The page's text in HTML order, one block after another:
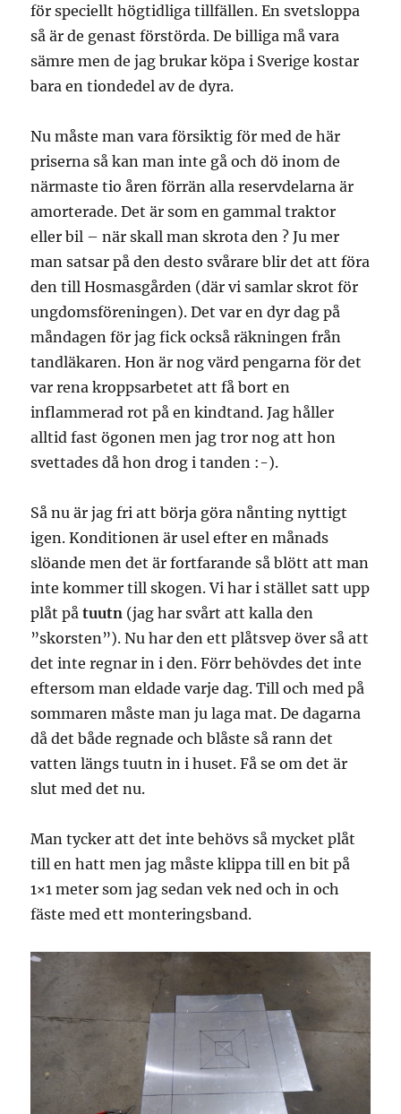
för speciellt högtidliga tillfällen. En svetsloppa
så är de genast förstörda. De billiga må vara
sämre men de jag brukar köpa i Sverige kostar
bara en tiondedel av de dyra.
Nu måste man vara försiktig för med de här
priserna så kan man inte gå och dö inom de
närmaste tio åren förrän alla reservdelarna är
amorterade. Det är som en gammal traktor
eller bil – när skall man skrota den ? Ju mer
man satsar på den desto svårare blir det att föra
den till Hosmasgården (där vi samlar skrot för
ungdomsföreningen). Det var en dyr dag på
måndagen för jag fick också räkningen från
tandläkaren. Hon är nog värd pengarna för det
var rena kroppsarbetet att få bort en
inflammerad rot på en kindtand. Jag håller
alltid fast ögonen men jag tror nog att hon
svettades då hon drog i tanden :-).
Så nu är jag fri att börja göra nånting nyttigt
igen. Konditionen är usel efter en månads
slöande men det är fortfarande så blött att man
inte kommer till skogen. Vi har i stället satt upp
plåt påtuutn (jag har svårt att kalla den
”skorsten”). Nu har den ett plåtsvep över så att
det inte regnar in i den. Förr behövdes det inte
eftersom man eldade varje dag. Till och med på
sommaren måste man ju laga mat. De dagarna
då det både regnade och blåste så rann det
vatten längs tuutn in i huset. Få se om det är
slut med det nu.
Man tycker att det inte behövs så mycket plåt
till en hatt men jag måste klippa till en bit på
1×1 meter som jag sedan vek ned och in och
fäste med ett monteringsband.